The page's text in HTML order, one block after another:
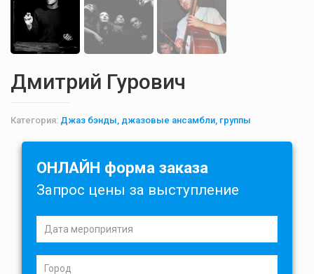
Дмитрий Гурович
Категория: Джаз бэнды, джазовые ансамбли, группы
ОНЛАЙН форма заказа
Запрос цены за выступление